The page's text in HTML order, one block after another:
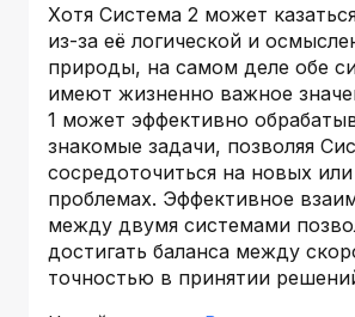
Хотя Система 2 может
из-за её логической и
природы, на самом деле обе
имеют жизненно важное
1 может эффективно
знакомые задачи, позволяя
сосредоточиться на новых
проблемах. Эффективное
между двумя системами
достигать баланса между
точностью в принятии